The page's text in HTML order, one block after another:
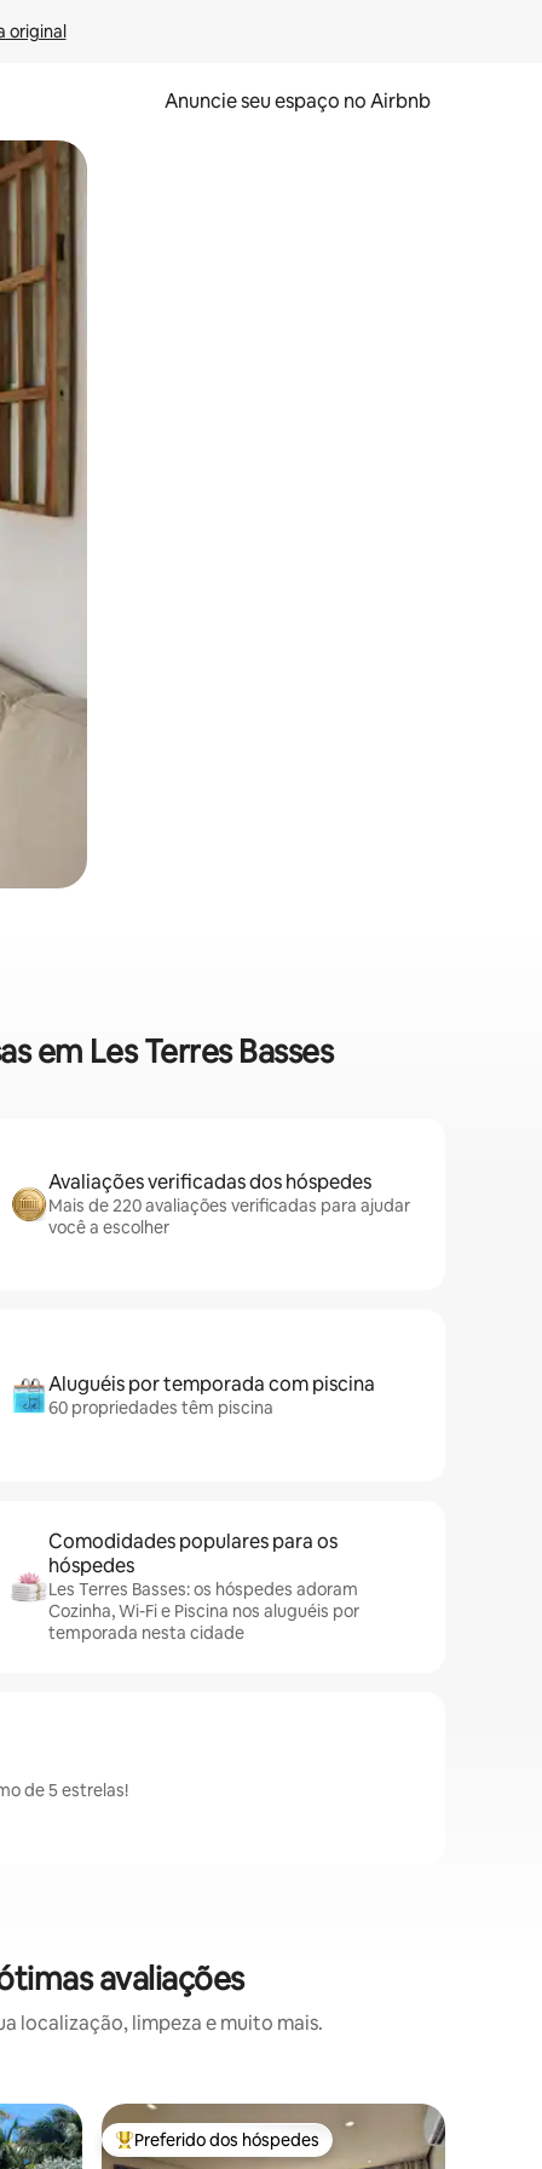
original
Anuncie seu espaço no Airbnb
o dedo na tela.
em Les Terres Basses
Avaliações verificadas dos hóspedes
Mais de 220 avaliações verificadas para ajudar
você a escolher
Aluguéis por temporada com piscina
60 propriedades têm piscina
Comodidades populares para os
hóspedes
Les Terres Basses: os hóspedes adoram
Cozinha, Wi-Fi e Piscina nos aluguéis por
temporada nesta cidade
de 5 estrelas!
avaliações
localização, limpeza e muito mais.
hóspedes Entre os melhores preferidos dos hóspedes
Preferido dos hóspedes